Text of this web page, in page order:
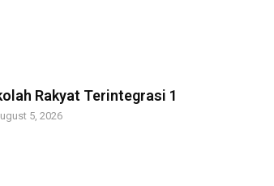
Rakyat Terintegrasi 1
5, 2026